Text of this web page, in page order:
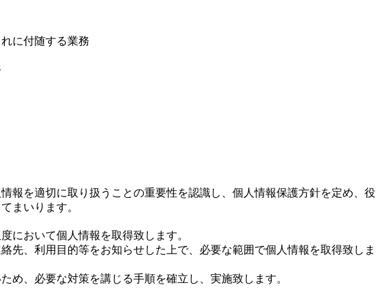
に付随する業務
報を適切に取り扱うことの重要性を認識し、個人情報保護方針を定め、役
まいります。
において個人情報を取得致します。
先、利用目的等をお知らせした上で、必要な範囲で個人情報を取得致しま
め、必要な対策を講じる手順を確立し、実施致します。